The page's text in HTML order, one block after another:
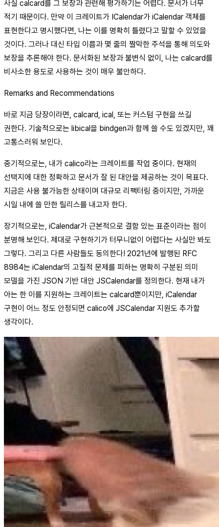
사실 calcard를 그 보장과 관련해 평가하기는 어렵다. 문서가 너무
적기 때문이다. 만약 이 크레이트가 ICalendar가 iCalendar 객체를
표현한다고 명시했다면, 나는 이를 명확히 틀렸다고 말할 수 있었을
것이다. 그러나 대신 타입 이름과 몇 줄의 짤막한 주석을 통해 의도와
보장을 추론해야 한다. 문서화된 보장과 불변식 없이, 나는 calcard를
비사소한 용도로 사용하는 것이 매우 불안하다.
Remarks and Recommendations
바로 지금 당장이라면, calcard, ical, 또는 커스텀 구현을 쓰길
권한다. 기술적으로는 libical을 bindgen과 함께 쓸 수도 있겠지만, 꽤
고통스러워 보인다.
중기적으로는, 내가 calico라는 크레이트를 작업 중이다. 현재의
선택지에 대한 정확하고 문서가 잘 된 대안을 제공하는 것이 목표다.
지금은 사용 불가능한 상태이며 대규모 리팩터링 중이지만, 가까운
시일 내에 쓸 만한 릴리스를 내고자 한다.
장기적으로는, iCalendar가 근본적으로 결함 있는 표준이라는 점이
분명해 보인다. 제대로 구현하기가 터무니없이 어렵다는 사실만 봐도
그렇다. 그리고 다른 사람들도 동의한다! 2021년에 발행된 RFC
8984는 iCalendar의 고질적 문제를 피하는 명확히 구분된 의미
모델을 가진 JSON 기반 대안 JSCalendar를 정의한다. 현재 내가
아는 한 이를 지원하는 크레이트는 calcard뿐이지만, iCalendar
구현이 어느 정도 안정되면 calico에 JSCalendar 지원도 추가할
생각이다.